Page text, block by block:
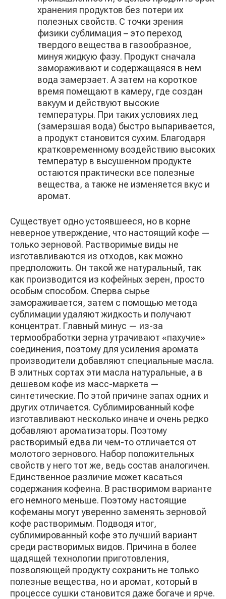
хранения продуктов без потери их
полезных свойств. С точки зрения
физики сублимация – это переход
твердого вещества в газообразное,
минуя жидкую фазу. Продукт сначала
замораживают и содержащаяся в нем
вода замерзает. А затем на короткое
время помещают в камеру, где создан
вакуум и действуют высокие
температуры. При таких условиях лед
(замерзшая вода) быстро выпаривается,
а продукт становится сухим. Благодаря
кратковременному воздействию высоких
температур в высушенном продукте
остаются практически все полезные
вещества, а также не изменяется вкус и
аромат.
Существует одно устоявшееся, но в корне
неверное утверждение, что настоящий кофе —
только зерновой. Растворимые виды не
изготавливаются из отходов, как можно
предположить. Он такой же натуральный, так
как производится из кофейных зерен, просто
особым способом. Сперва сырье
замораживается, затем с помощью метода
сублимации удаляют жидкость и получают
концентрат. Главный минус — из-за
термообработки зерна утрачивают «пахучие»
соединения, поэтому для усиления аромата
производители добавляют специальные масла.
В элитных сортах эти масла натуральные, а в
дешевом кофе из масс-маркета —
синтетические. По этой причине запах одних и
других отличается. Сублимированный кофе
изготавливают несколько иначе и очень редко
добавляют ароматизаторы. Поэтому
растворимый едва ли чем-то отличается от
молотого зернового. Набор положительных
свойств у него тот же, ведь состав аналогичен.
Единственное различие может касаться
содержания кофеина. В растворимом варианте
его немного меньше. Поэтому настоящие
кофеманы могут уверенно заменять зерновой
кофе растворимым. Подводя итог,
сублимированный кофе это лучший вариант
среди растворимых видов. Причина в более
щадящей технологии приготовления,
позволяющей продукту сохранить не только
полезные вещества, но и аромат, который в
процессе сушки становится даже богаче и ярче.